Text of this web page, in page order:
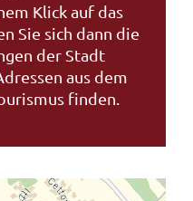
Klick auf das
Sie sich dann die
der Stadt
aus dem
finden.